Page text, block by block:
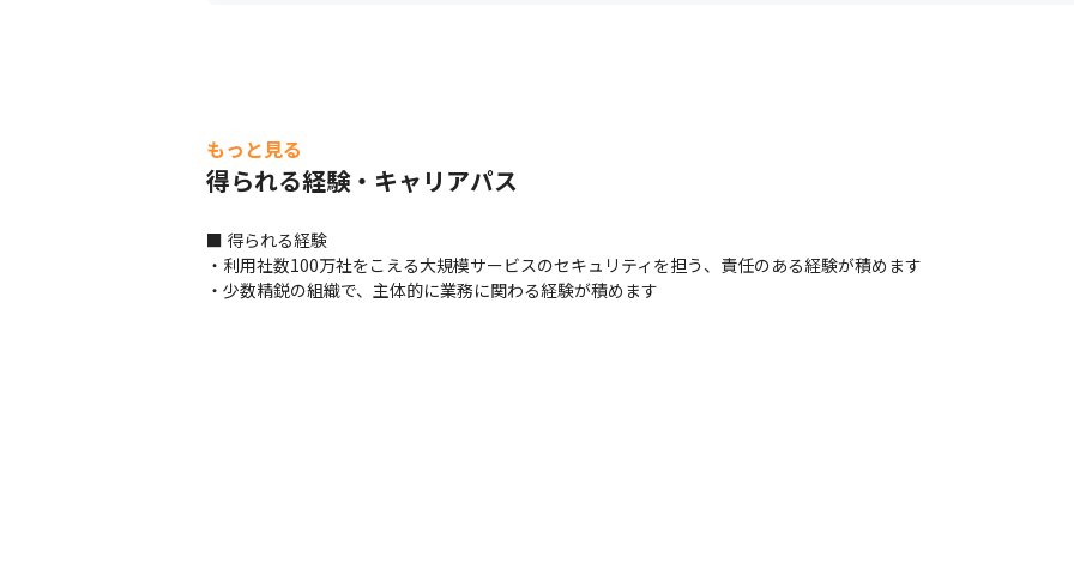
もっと見る
得られる経験・キャリアパス
■ 得られる経験
・利用社数100万社をこえる大規模サービスのセキュリティを担う、責任のある経験が積めます
・少数精鋭の組織で、主体的に業務に関わる経験が積めます